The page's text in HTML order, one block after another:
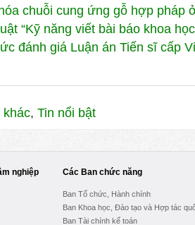
chuỗi cung ứng gỗ hợp pháp
“Kỹ năng viết bài báo khoa
đánh giá Luận án Tiến sĩ cấp
khác, Tin nổi bật
nghiệp
Các Ban chức năng
Ban Tổ chức, Hành chính
Ban Khoa học, Đào tạo và Hợp tác
Ban Tài chính kế toán